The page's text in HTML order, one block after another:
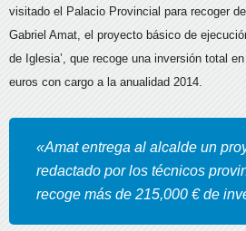
visitado el Palacio Provincial para recoger
Gabriel Amat, el proyecto básico de
de Iglesia’, que recoge una inversión total
euros con cargo a la anualidad 2014.
«Amat entrega al alcalde un
redactado por los técnicos
recoge más de 215,000 € de